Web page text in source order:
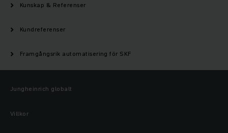
Kunskap & Referenser
Kundreferenser
Framgångsrik automatisering för SKF
Jungheinrich globalt
Villkor